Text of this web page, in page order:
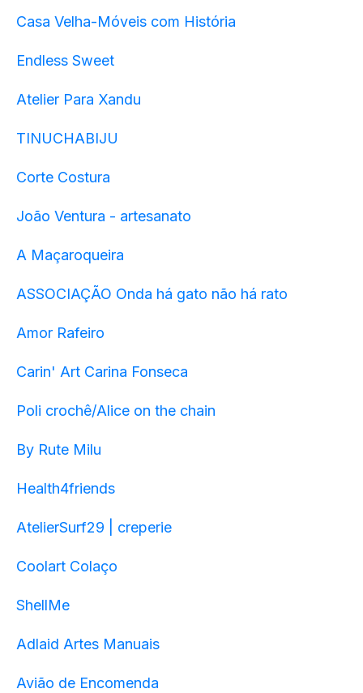
Casa Velha-Móveis com História
Endless Sweet
Atelier Para Xandu
TINUCHABIJU
Corte Costura
João Ventura - artesanato
A Maçaroqueira
ASSOCIAÇÃO Onda há gato não há rato
Amor Rafeiro
Carin' Art Carina Fonseca
Poli crochê/Alice on the chain
By Rute Milu
Health4friends
AtelierSurf29 | creperie
Coolart Colaço
ShellMe
Adlaid Artes Manuais
Avião de Encomenda